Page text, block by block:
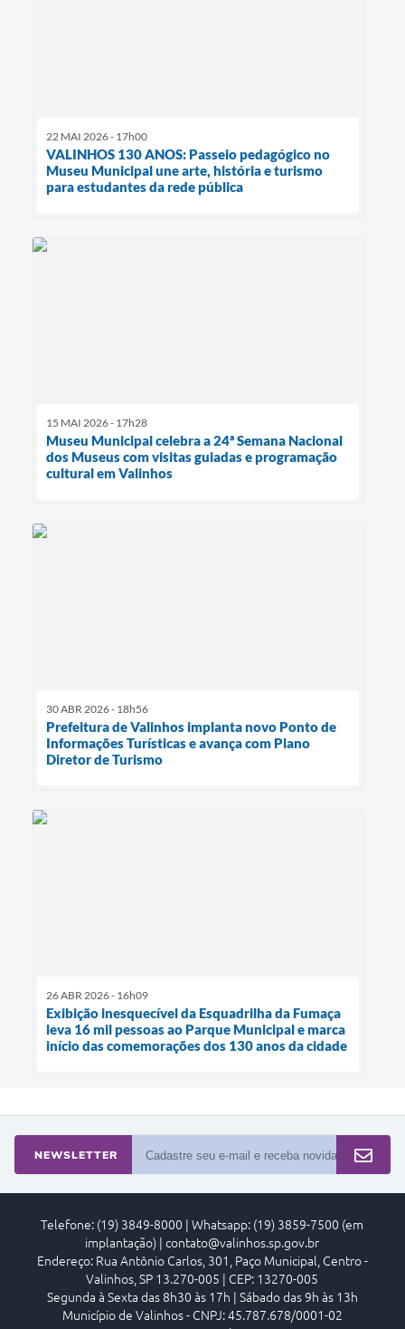
22 MAI 2026 - 17h00
VALINHOS 130 ANOS: Passeio pedagógico no
Museu Municipal une arte, história e turismo
para estudantes da rede pública
15 MAI 2026 - 17h28
Museu Municipal celebra a 24ª Semana Nacional
dos Museus com visitas guiadas e programação
cultural em Valinhos
30 ABR 2026 - 18h56
Prefeitura de Valinhos implanta novo Ponto de
Informações Turísticas e avança com Plano
Diretor de Turismo
26 ABR 2026 - 16h09
Exibição inesquecível da Esquadrilha da Fumaça
leva 16 mil pessoas ao Parque Municipal e marca
início das comemorações dos 130 anos da cidade
NEWSLETTER
Telefone: (19) 3849-8000 | Whatsapp: (19) 3859-7500 (em
implantação) | contato@valinhos.sp.gov.br
Endereço: Rua Antônio Carlos, 301, Paço Municipal, Centro -
Valinhos, SP 13.270-005 | CEP: 13270-005
Segunda à Sexta das 8h30 às 17h | Sábado das 9h às 13h
Município de Valinhos - CNPJ: 45.787.678/0001-02